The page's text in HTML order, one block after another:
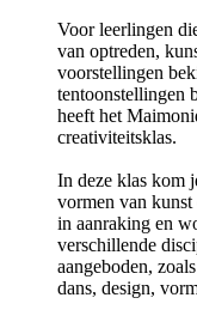
Voor leerlingen
van optreden,
voorstellingen
tentoonstellingen
heeft het
creativiteitsklas.
In deze klas kom
vormen van
in aanraking en
verschillende
aangeboden,
dans, design,